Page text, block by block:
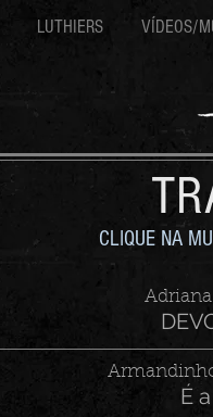
LUTHIERS VÍDEOS/
CLIQUE NA
É